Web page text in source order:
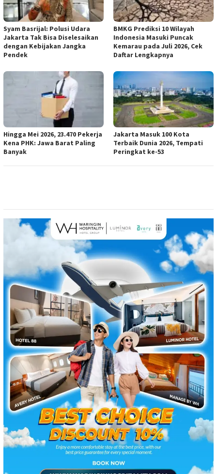
Syam Basrijal: Polusi Udara
Jakarta Tak Bisa Diselesaikan
dengan Kebijakan Jangka
Pendek
BMKG Prediksi 10 Wilayah
Indonesia Masuki Puncak
Kemarau pada Juli 2026, Cek
Daftar Lengkapnya
Hingga Mei 2026, 23.470 Pekerja
Kena PHK: Jawa Barat Paling
Banyak
Jakarta Masuk 100 Kota
Terbaik Dunia 2026, Tempati
Peringkat ke-53